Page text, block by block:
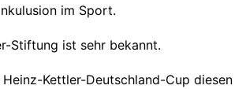
im Sport.
Stiftung ist sehr bekannt.
Kettler-Deutschland-Cup diesen